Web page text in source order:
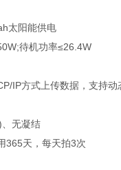
太阳能供电
待机功率≤26.4W
方式上传数据，支持动
无凝结
天，每天拍3次